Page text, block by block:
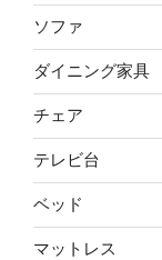
ソファ
ダイニング家具
チェア
テレビ台
ベッド
マットレス